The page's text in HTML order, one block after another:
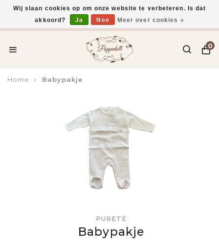
Voor 15:00 uur besteld, vandaag verzonden*
0
Home Babypakje
PURETÉ
Babypakje
Wij slaan cookies op om onze website te verbeteren. Is dat
akkoord?
Ja Nee Meer over cookies »